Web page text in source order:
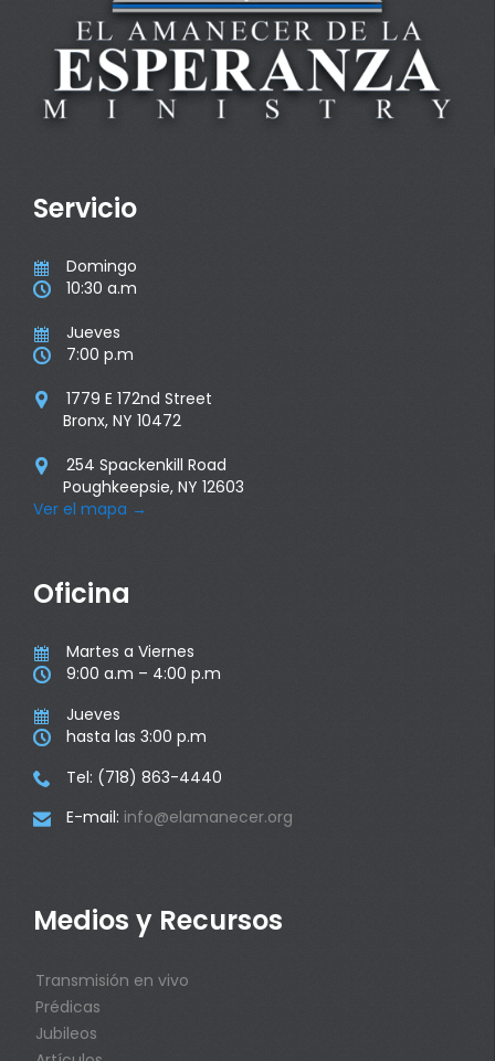
Servicio
 Domingo
 10:30 a.m
 Jueves
 7:00 p.m

1779 E 172nd Street
Bronx, NY 10472

254 Spackenkill Road
Poughkeepsie, NY 12603
Ver el mapa →
Oficina
 Martes a Viernes
 9:00 a.m – 4:00 p.m
 Jueves
 hasta las 3:00 p.m
 Tel: (718) 863-4440
 E-mail: info@elamanecer.org
Medios y Recursos
Transmisión en vivo
Prédicas
Jubileos